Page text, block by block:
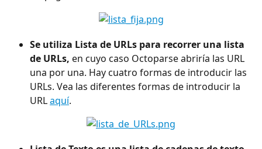
Se utiliza Lista de URLs para recorrer una lista
de URLs, en cuyo caso Octoparse abriría las URL
una por una. Hay cuatro formas de introducir las
URLs. Vea las diferentes formas de introducir la
URL aquí.